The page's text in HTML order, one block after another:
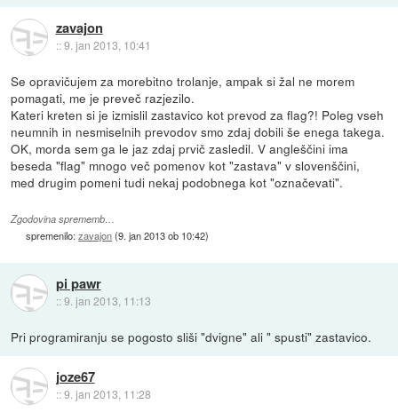
zavajon
::9. jan 2013, 10:41
Se opravičujem za morebitno trolanje, ampak si žal ne morem
pomagati, me je preveč razjezilo.
Kateri kreten si je izmislil zastavico kot prevod za flag?! Poleg vseh
neumnih in nesmiselnih prevodov smo zdaj dobili še enega takega.
OK, morda sem ga le jaz zdaj prvič zasledil. V angleščini ima
beseda "flag" mnogo več pomenov kot "zastava" v slovenščini,
med drugim pomeni tudi nekaj podobnega kot "označevati".
Zgodovina sprememb…
spremenilo:zavajon(9. jan 2013 ob 10:42)
pi pawr
::9. jan 2013, 11:13
Pri programiranju se pogosto sliši "dvigne" ali " spusti" zastavico.
joze67
::9. jan 2013, 11:28